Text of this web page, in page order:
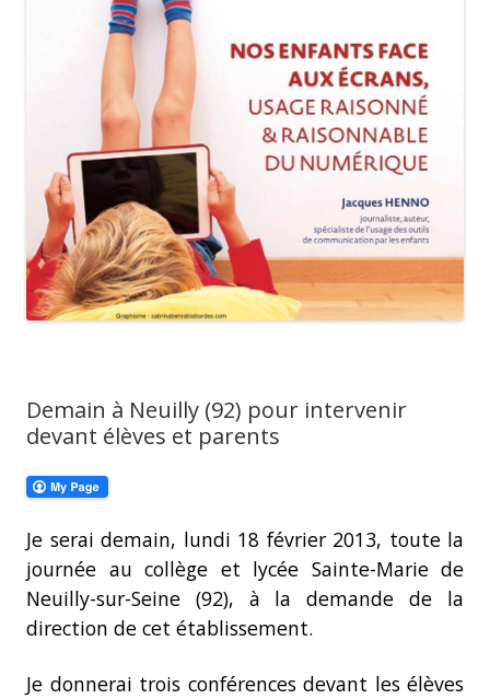
Demain à Neuilly (92) pour intervenir
devant élèves et parents
Je serai demain, lundi 18 février 2013, toute la
journée au collège et lycée Sainte-Marie de
Neuilly-sur-Seine (92), à la demande de la
direction de cet établissement.
Je donnerai trois conférences devant les élèves